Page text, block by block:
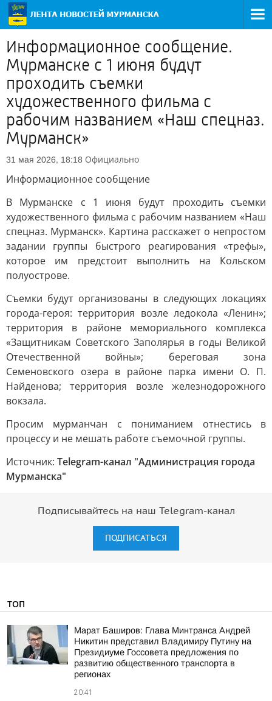
Информационное сообщение.
Мурманске с 1 июня будут
проходить съемки
художественного фильма с
рабочим названием «Наш спецназ.
Мурманск»
31 мая 2026, 18:18 Официально
Информационное сообщение
В Мурманске с 1 июня будут проходить съемки
художественного фильма с рабочим названием «Наш
спецназ. Мурманск». Картина расскажет о непростом
задании группы быстрого реагирования «трефы»,
которое им предстоит выполнить на Кольском
полуострове.
Съемки будут организованы в следующих локациях
города-героя: территория возле ледокола «Ленин»;
территория в районе мемориального комплекса
«Защитникам Советского Заполярья в годы Великой
Отечественной войны»; береговая зона
Семеновского озера в районе парка имени О. П.
Найденова; территория возле железнодорожного
вокзала.
Просим мурманчан с пониманием отнестись в
процессу и не мешать работе съемочной группы.
Источник: Telegram-канал "Администрация города
Мурманска"
Подписывайтесь на наш Telegram-канал
ПОДПИСАТЬСЯ
ТОП
Марат Баширов: Глава Минтранса Андрей
Никитин представил Владимиру Путину на
Президиуме Госсовета предложения по
развитию общественного транспорта в
регионах
20:41